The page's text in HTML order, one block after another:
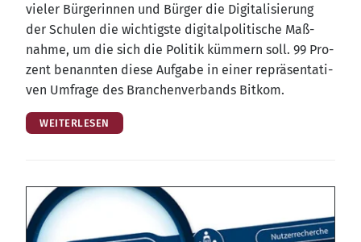
vie­ler Bür­ge­rin­nen und Bür­ger die Digi­ta­li­sie­rung
der Schu­len die wich­tigs­te digi­tal­po­li­ti­sche Maß­
nah­me, um die sich die Poli­tik küm­mern soll. 99 Pro­
zent benann­ten die­se Auf­ga­be in einer reprä­sen­ta­ti­
ven Umfra­ge des Bran­chen­ver­bands Bitkom.
WEITERLESEN